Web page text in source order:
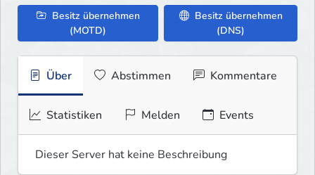
Besitz übernehmen
(MOTD)
Besitz übernehmen
(DNS)
Über Abstimmen Kommentare
Statistiken Melden Events
Dieser Server hat keine Beschreibung